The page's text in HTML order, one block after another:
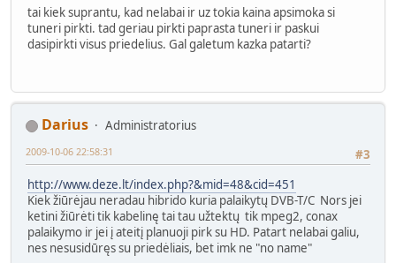
tai kiek suprantu, kad nelabai ir uz tokia kaina apsimoka si
tuneri pirkti. tad geriau pirkti paprasta tuneri ir paskui
dasipirkti visus priedelius. Gal galetum kazka patarti?
Darius
Administratorius
#3
2009-10-06 22:58:31
http://www.deze.lt/index.php?&mid=48&cid=451
Kiek žiūrėjau neradau hibrido kuria palaikytų DVB-T/C Nors jei
ketini žiūrėti tik kabelinę tai tau užtektų tik mpeg2, conax
palaikymo ir jei į ateitį planuoji pirk su HD. Patart nelabai galiu,
nes nesusidūręs su priedėliais, bet imk ne "no name"